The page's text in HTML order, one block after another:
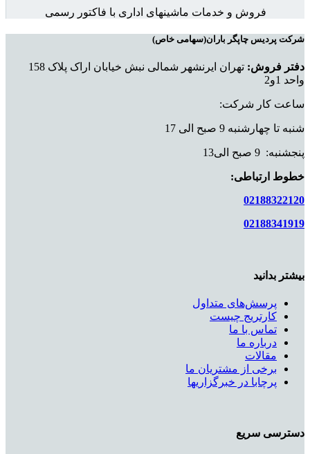
فروش و خدمات ماشینهای اداری با فاکتور رسمی
شرکت پردیس چاپگر باران(سهامی خاص)
دفتر فروش:
تهران ایرنشهر شمالی نبش خیابان اراک پلاک 158
واحد 1و2
ساعت کار شرکت:
شنبه تا چهارشنبه 9 صبح الی 17
پنجشنبه: 9 صبح الی13
خطوط ارتباطی:
02188322120
02188341919
بیشتر بدانید
پرسش‌های متداول
کارتریج چیست
تماس با ما
درباره ما
مقالات
برخی از مشتریان ما
پرچابا در خبرگزاریها
دسترسی سریع